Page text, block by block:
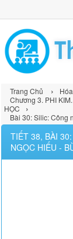
Trang Chủ ›
Chương 3. PHI
HỌC
›
Bài 30: Silic: Công
TIẾT 38, BÀI
NGỌC HIẾU -